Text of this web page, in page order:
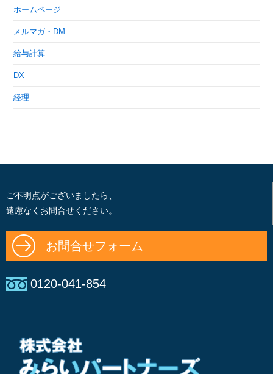
ホームページ
メルマガ・DM
給与計算
DX
経理
ご不明点がございましたら、
遠慮なくお問合せください。
お問合せフォーム
0120-041-854